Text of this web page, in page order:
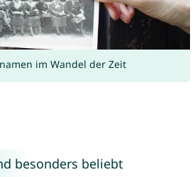
im Wandel der Zeit
besonders beliebt